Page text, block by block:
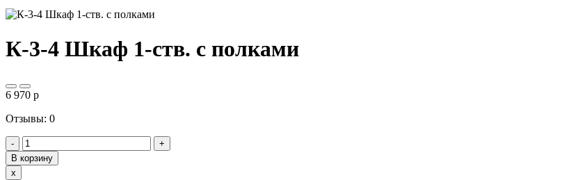
К-3-4 Шкаф 1-ств. с полками
6 970 p
Отзывы: 0
-
+
В корзину
x